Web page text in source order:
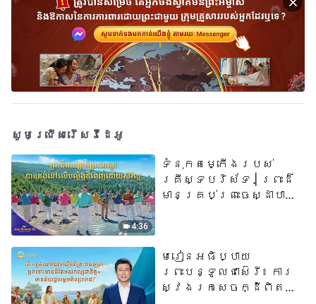
សូមជ្រើសរើសវីដេអូ
4:36
ទំនុកតម្កើង​របស់​
គ្រីស្ទបរិស័ទ​ | ព្រះដ៏
មានគ្រប់ព្រះចេស្ដាបាន
មេរៀនអធិប្បាយ
ព្រះបន្ទូលជាស៊េរី៖ ការ
ស្វែងរកសេចក្ដីពិតនៅ